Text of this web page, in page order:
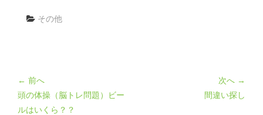
その他
← 前へ
頭の体操（脳トレ問題）ビー
ルはいくら？？
次へ →
間違い探し